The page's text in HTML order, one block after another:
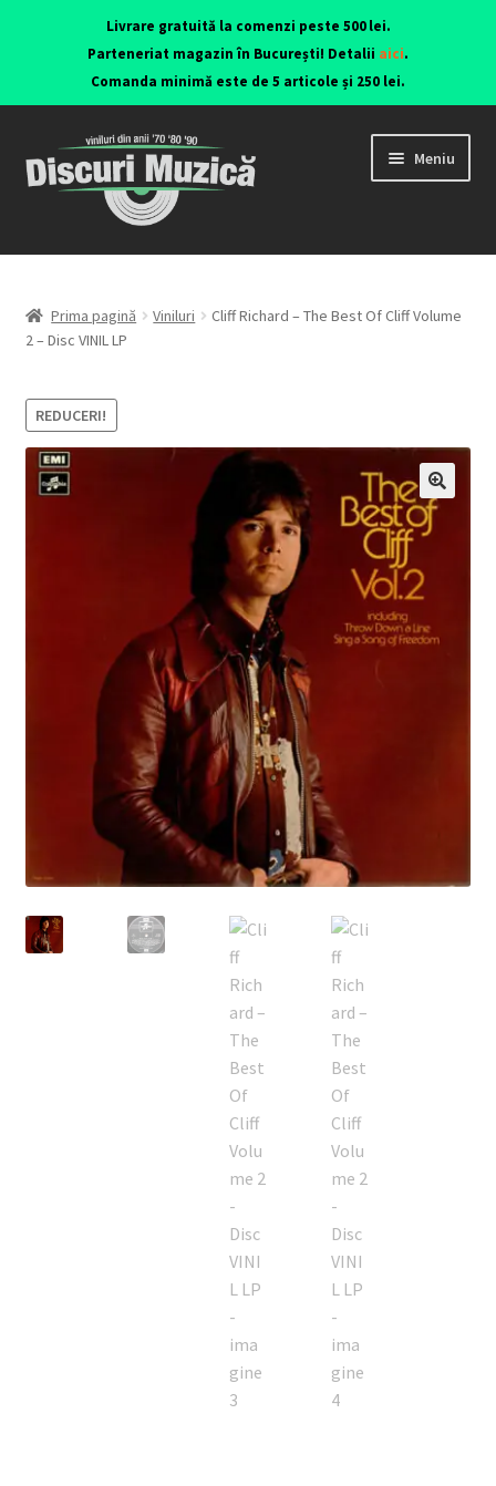
Livrare gratuită la comenzi peste 500 lei.
Parteneriat magazin în București! Detalii aici.
Comanda minimă este de 5 articole și 250 lei.
Meniu
Viniluri ediții originale anii 70-90
CD-uri originale
Echipamente
Contul meu
lei0,00
Prima pagină Viniluri
Cliff Richard – The Best Of Cliff Volume
2 – Disc VINIL LP
REDUCERI!
🔍